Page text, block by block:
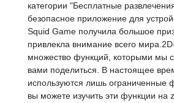
категории "Бесплатные
безопасное приложение для
Squid Game получила большое
привлекла внимание всего
множество функций, которыми мы
вами поделиться. В настоящее
используются лишь ограниченные
вы можете изучить эти функции на